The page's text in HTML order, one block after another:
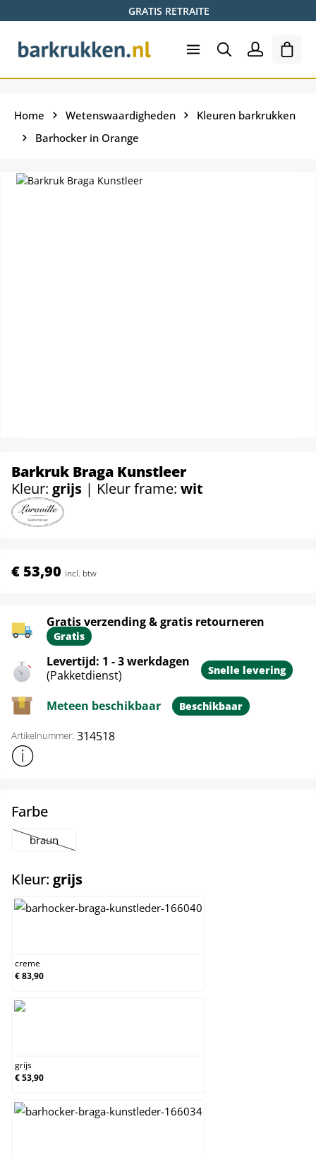
GRATIS RETRAITE
Home Wetenswaardigheden
Kleuren barkrukken
Barhocker in Orange
Barkruk Braga Kunstleer
Kleur: grijs | Kleur frame: wit
€ 53,90 incl. btw
Gratis verzending & gratis retourneren
Gratis
Levertijd: 1 - 3 werkdagen
(Pakketdienst)
Snelle levering
Meteen beschikbaar Beschikbaar
Artikelnummer: 314518
Toon meer productinformatie
Farbeselect
braun
(Deze optie is momenteel niet beschikbaar.)
Kleur: grijsselect
creme
€ 83,90
grijs
€ 53,90